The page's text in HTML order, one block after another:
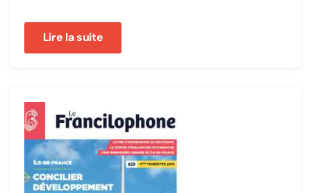
Lire la suite